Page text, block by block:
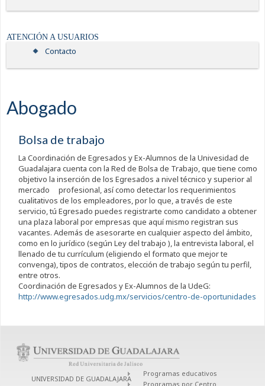
ATENCIÓN A USUARIOS
Contacto
Abogado
Bolsa de trabajo
La Coordinación de Egresados y Ex-Alumnos de la Univesidad de
Guadalajara cuenta con la Red de Bolsa de Trabajo, que tiene como
objetivo la inserción de los Egresados a nivel técnico y superior al
mercado profesional, así como detectar los requerimientos
cualitativos de los empleadores, por lo que, a través de este
servicio, tú Egresado puedes registrarte como candidato a obtener
una plaza laboral por empresas que aquí mismo registran sus
vacantes. Además de asesorarte en cualquier aspecto del ámbito,
como en lo jurídico (según Ley del trabajo ), la entrevista laboral, el
llenado de tu currículum (eligiendo el formato que mejor te
convenga), tipos de contratos, elección de trabajo según tu perfil,
entre otros.
Coordinación de Egresados y Ex-Alumnos de la UdeG:
http://www.egresados.udg.mx/servicios/centro-de-oportunidades
UNIVERSIDAD DE GUADALAJARA
Programas educativos
Programas por Centro